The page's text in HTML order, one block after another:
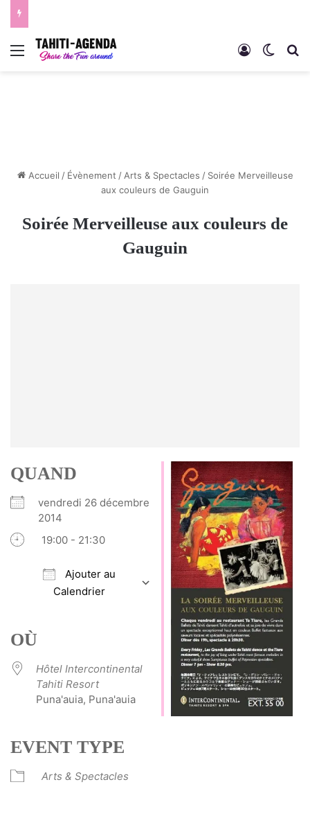
Menu Connexion
Accueil / Évènement / Arts & Spectacles / Soirée Merveilleuse
aux couleurs de Gauguin
Soirée Merveilleuse aux couleurs de
Gauguin
QUAND
vendredi 26 décembre
2014
19:00 - 21:30
Ajouter au
Calendrier
Office 365Outlook Live
OÙ
Hôtel Intercontinental
Tahiti Resort
Puna'auia, Puna'auia
EVENT TYPE
Arts & Spectacles